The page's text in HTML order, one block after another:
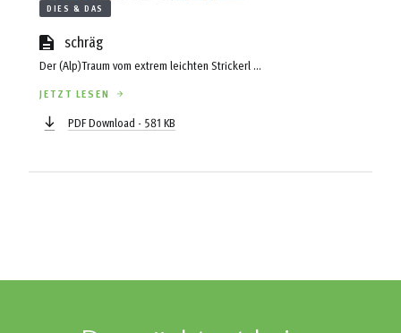
DIES & DAS
schräg
Der (Alp)Traum vom extrem leichten Strickerl ...
JETZT LESEN
PDF Download - 581 KB